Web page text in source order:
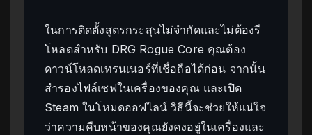
ในการติดตั้งสูตรกระสุนไม่จำกัดและไม่ต้องรี
โหลดสำหรับ DRG Rogue Core คุณต้อง
ดาวน์โหลดเทรนเนอร์ที่เชื่อถือได้ก่อน จากนั้น
สำรองไฟล์เซฟในเครื่องของคุณ และเปิด
Steam ในโหมดออฟไลน์ วิธีนี้จะช่วยให้แน่ใจ
ว่าความคืบหน้าของคุณยังคงอยู่ในเครื่องและ